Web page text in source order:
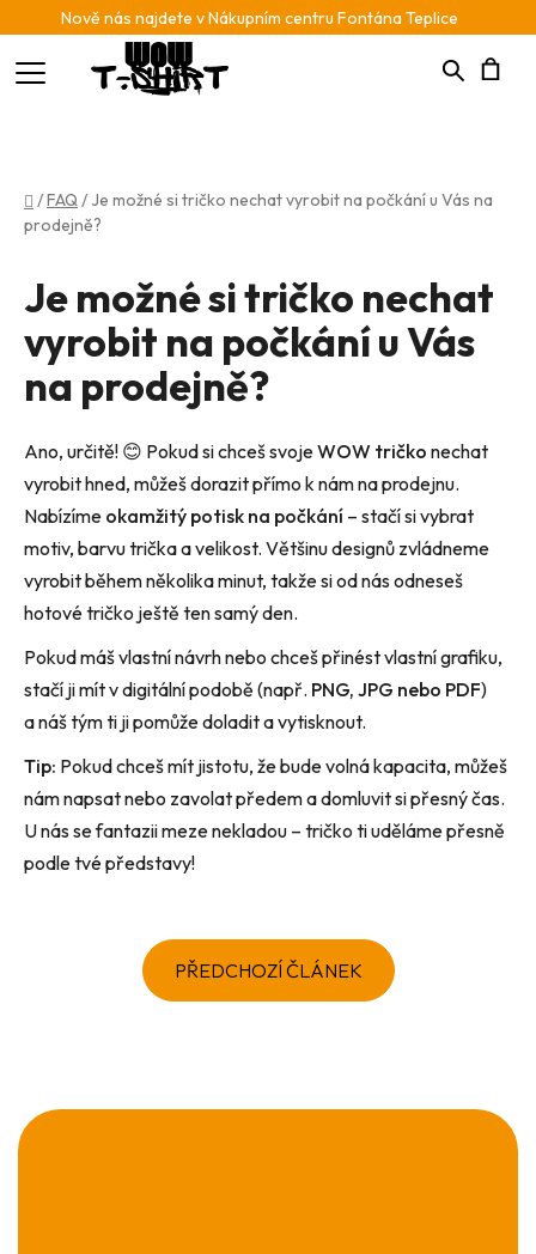
Nově nás najdete v Nákupním centru Fontána Teplice
Hledat
Domů
/FAQ/ Je možné si tričko nechat vyrobit na počkání u Vás na
prodejně?
Je možné si tričko nechat
vyrobit na počkání u Vás
na prodejně?
Ano, určitě! 😊 Pokud si chceš svojeWOW tričko nechat
vyrobit hned, můžeš dorazit přímo k nám na prodejnu.
Nabízíme okamžitý potisk na počkání – stačí si vybrat
motiv, barvu trička a velikost. Většinu designů zvládneme
vyrobit během několika minut, takže si od nás odneseš
hotové tričko ještě ten samý den.
Pokud máš vlastní návrh nebo chceš přinéstvlastní grafiku,
stačí ji mít v digitální podobě (např. PNG, JPG nebo PDF)
a náš tým ti ji pomůže doladit a vytisknout.
Tip: Pokud chceš mít jistotu, že bude volná kapacita, můžeš
nám napsat nebo zavolat předem a domluvit si přesný čas.
U nás se fantazii meze nekladou – tričko ti uděláme přesně
podle tvé představy!
PŘEDCHOZÍ ČLÁNEK
Z
á